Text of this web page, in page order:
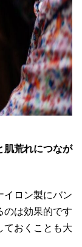
肌荒れにつなが
イロン製にバン
のは効果的です
ておくことも大